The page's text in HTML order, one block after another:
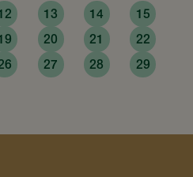
13 14
15
20 21
22
27 28
29